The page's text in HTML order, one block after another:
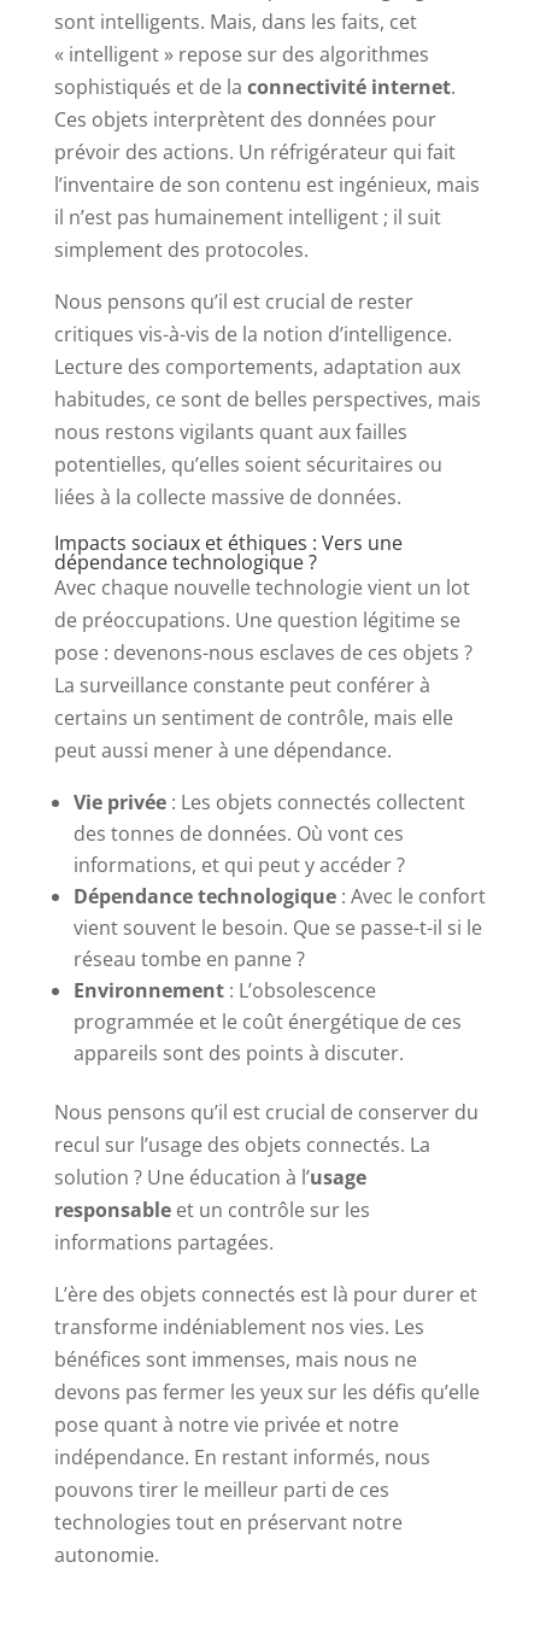
sont intelligents. Mais, dans les faits, cet
« intelligent » repose sur des algorithmes
sophistiqués et de la connectivité internet.
Ces objets interprètent des données pour
prévoir des actions. Un réfrigérateur qui fait
l’inventaire de son contenu est ingénieux, mais
il n’est pas humainement intelligent ; il suit
simplement des protocoles.
Nous pensons qu’il est crucial de rester
critiques vis-à-vis de la notion d’intelligence.
Lecture des comportements, adaptation aux
habitudes, ce sont de belles perspectives, mais
nous restons vigilants quant aux failles
potentielles, qu’elles soient sécuritaires ou
liées à la collecte massive de données.
Impacts sociaux et éthiques : Vers une
dépendance technologique ?
Avec chaque nouvelle technologie vient un lot
de préoccupations. Une question légitime se
pose : devenons-nous esclaves de ces objets ?
La surveillance constante peut conférer à
certains un sentiment de contrôle, mais elle
peut aussi mener à une dépendance.
Vie privée: Les objets connectés collectent
des tonnes de données. Où vont ces
informations, et qui peut y accéder ?
Dépendance technologique: Avec le confort
vient souvent le besoin. Que se passe-t-il si le
réseau tombe en panne ?
Environnement: L’obsolescence
programmée et le coût énergétique de ces
appareils sont des points à discuter.
Nous pensons qu’il est crucial de conserver du
recul sur l’usage des objets connectés. La
solution ? Une éducation à l’usage
responsableet un contrôle sur les
informations partagées.
L’ère des objets connectés est là pour durer et
transforme indéniablement nos vies. Les
bénéfices sont immenses, mais nous ne
devons pas fermer les yeux sur les défis qu’elle
pose quant à notre vie privée et notre
indépendance. En restant informés, nous
pouvons tirer le meilleur parti de ces
technologies tout en préservant notre
autonomie.